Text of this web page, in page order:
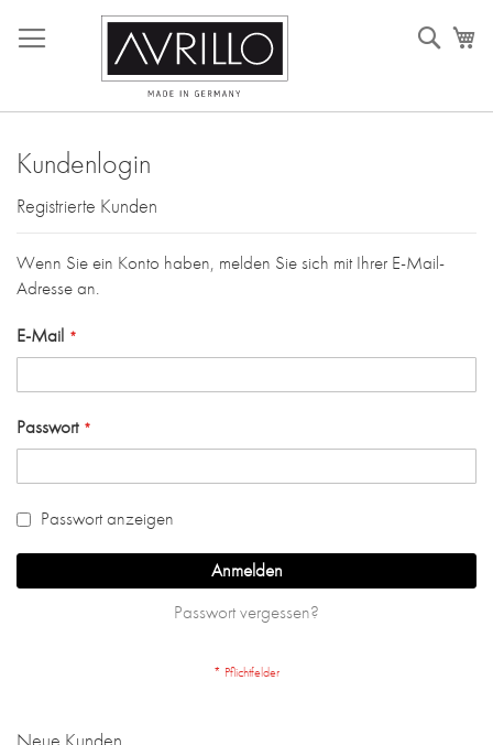
zum
Kundenlogin
Registrierte Kunden
Wenn Sie ein Konto haben, melden Sie sich mit Ihrer E-Mail-
Adresse an.
E-Mail
Passwort
Passwort anzeigen
Anmelden
Passwort vergessen?